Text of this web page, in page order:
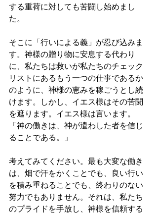
する重荷に対しても苦闘し始めまし
た。
そこに「行いによる義」が忍び込みま
す。神様の贈り物に安息する代わり
に、私たちは救いが私たちのチェック
リストにあるもう一つの仕事であるか
のように、神様の恵みを稼ごうとし続
けます。しかし、イエス様はその苦闘
を遮ります。イエス様は言います。
「神の働きは、神が遣わした者を信じ
ることである。」
考えてみてください。最も大変な働き
は、畑で汗をかくことでも、良い行い
を積み重ねることでも、終わりのない
努力でもありません。それは、私たち
のプライドを手放し、神様を信頼する